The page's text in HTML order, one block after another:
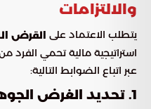
والالتزامات
يتطلب الاعتماد على القرض
استراتيجية مالية تحمي الفرد
عبر اتباع الضوابط التالية:
1. تحديد الغرض الجوهري للاقتراض